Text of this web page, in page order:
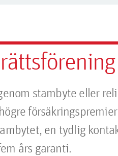
stambyte eller
en tydlig
års garanti.